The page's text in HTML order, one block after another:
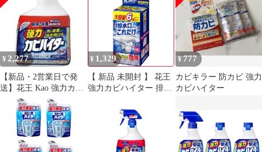
ー 【×2個セット】＃
¥ 2,277
【新品・2営業日で発
送】花王 Kao 強力カビ
ハイター業務用つめか
え 1L 506184
¥ 1,329
【 新品 未開封 】 花王
強力カビハイター 排水
入り カビハイター 未使
用 送料無料
¥777
カビキラー 防カビ 強力
カビハイター